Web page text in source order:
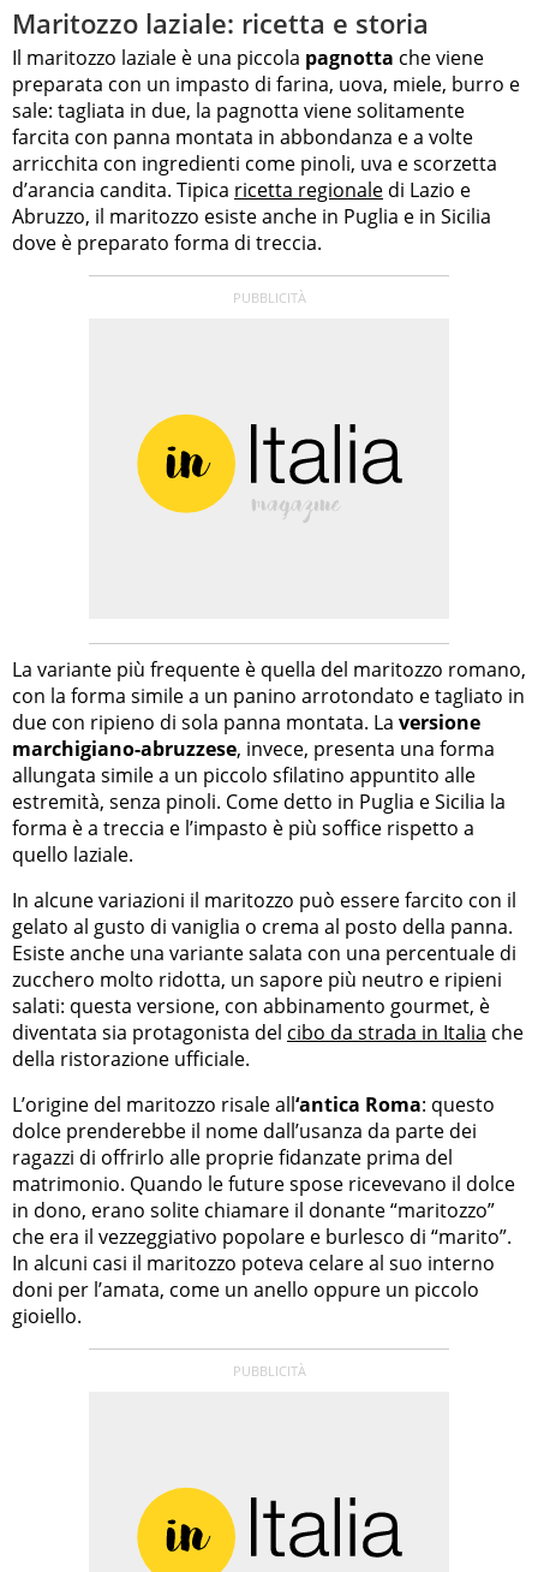
Maritozzo laziale: ricetta e storia
Il maritozzo laziale è una piccola pagnotta che viene
preparata con un impasto di farina, uova, miele, burro e
sale: tagliata in due, la pagnotta viene solitamente
farcita con panna montata in abbondanza e a volte
arricchita con ingredienti come pinoli, uva e scorzetta
d’arancia candita. Tipica ricetta regionale di Lazio e
Abruzzo, il maritozzo esiste anche in Puglia e in Sicilia
dove è preparato forma di treccia.
La variante più frequente è quella del maritozzo romano,
con la forma simile a un panino arrotondato e tagliato in
due con ripieno di sola panna montata. La versione
marchigiano-abruzzese, invece, presenta una forma
allungata simile a un piccolo sfilatino appuntito alle
estremità, senza pinoli. Come detto in Puglia e Sicilia la
forma è a treccia e l’impasto è più soffice rispetto a
quello laziale.
In alcune variazioni il maritozzo può essere farcito con il
gelato al gusto di vaniglia o crema al posto della panna.
Esiste anche una variante salata con una percentuale di
zucchero molto ridotta, un sapore più neutro e ripieni
salati: questa versione, con abbinamento gourmet, è
diventata sia protagonista del cibo da strada in Italia che
della ristorazione ufficiale.
L’origine del maritozzo risale all‘antica Roma: questo
dolce prenderebbe il nome dall’usanza da parte dei
ragazzi di offrirlo alle proprie fidanzate prima del
matrimonio. Quando le future spose ricevevano il dolce
in dono, erano solite chiamare il donante “maritozzo”
che era il vezzeggiativo popolare e burlesco di “marito”.
In alcuni casi il maritozzo poteva celare al suo interno
doni per l’amata, come un anello oppure un piccolo
gioiello.